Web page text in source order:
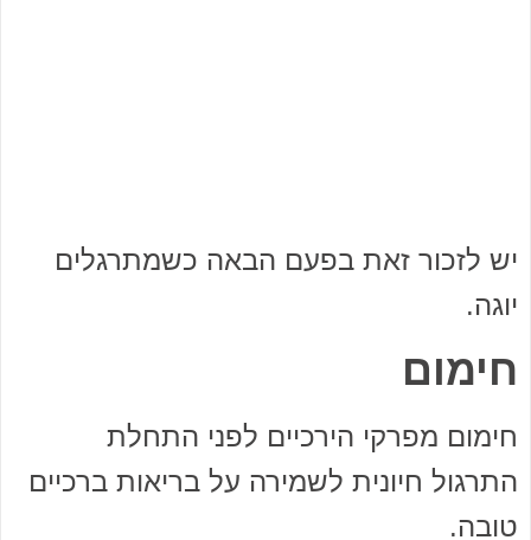
יש לזכור זאת בפעם הבאה כשמתרגלים
יוגה.
חימום
חימום מפרקי הירכיים לפני התחלת
התרגול חיונית לשמירה על בריאות ברכיים
טובה.